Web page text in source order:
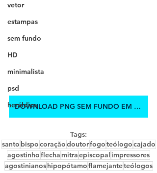
vetor
estampas
sem fundo
HD
minimalista
psd
heráldica
DOWNLOAD PNG SEM FUNDO EM HD
Tags:
santo bispocoraçãodoutorfogoteólogocajado
agostinhoflecha mitraepiscopal impressores
agostinianoshipopótamoflamejanteteólogos